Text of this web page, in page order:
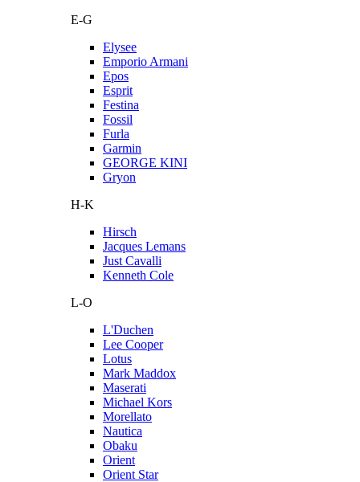
E-G
Elysee
Emporio Armani
Epos
Esprit
Festina
Fossil
Furla
Garmin
GEORGE KINI
Gryon
H-K
Hirsch
Jacques Lemans
Just Cavalli
Kenneth Cole
L-O
L'Duchen
Lee Cooper
Lotus
Mark Maddox
Maserati
Michael Kors
Morellato
Nautica
Obaku
Orient
Orient Star